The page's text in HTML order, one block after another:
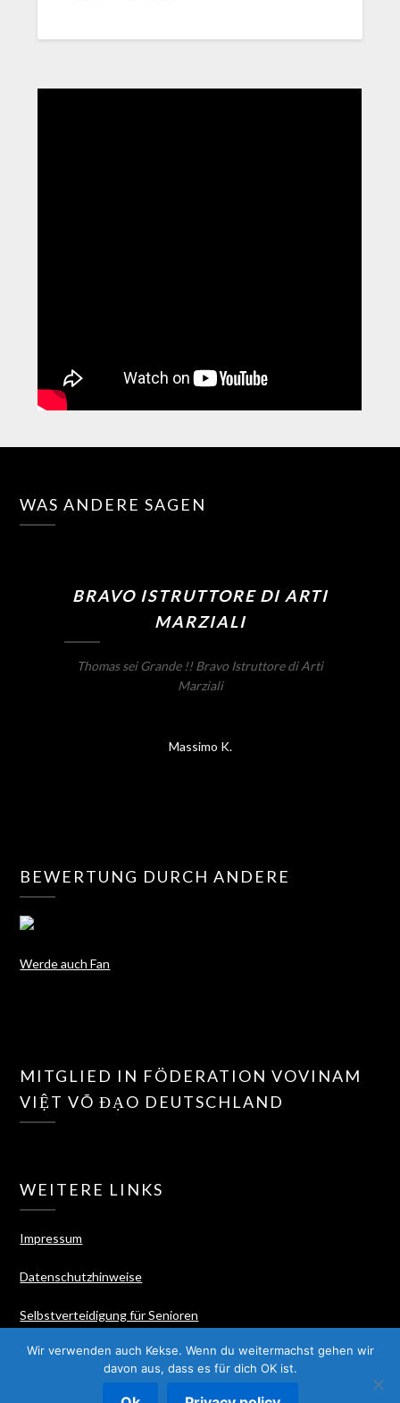
WAS ANDERE SAGEN
BRAVO ISTRUTTORE DI ARTI
MARZIALI
Thomas sei Grande !! Bravo Istruttore di Arti
Marziali
Massimo K.
BEWERTUNG DURCH ANDERE
Werde auch Fan
MITGLIED IN FÖDERATION VOVINAM
VIỆT VÕ ĐẠO DEUTSCHLAND
WEITERE LINKS
Impressum
Datenschutzhinweise
Selbstverteidigung für Senioren
©2026 Kampfkunst Vovinam Việt Võ Đạo
Wir verwenden auch Kekse. Wenn du weitermachst gehen wir
davon aus, dass es für dich OK ist.